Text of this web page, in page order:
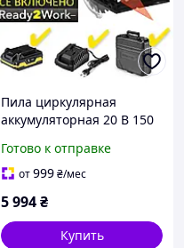
Пила циркулярная
аккумуляторная 20 В 150
направляющей Для
дерева пластика металла
аккумулятором и кейс
Готово к отправке
от999₴/мес
5 994₴
Купить